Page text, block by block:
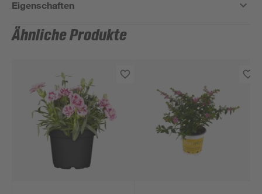
Eigenschaften
Ähnliche Produkte